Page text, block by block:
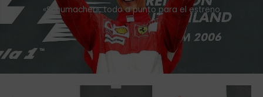
«Schumacher», todo a punto para el estreno